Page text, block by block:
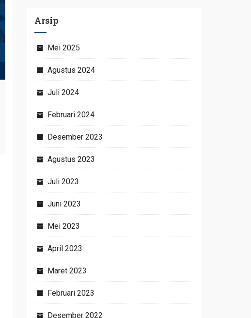
Arsip
Mei 2025
Agustus 2024
Juli 2024
Februari 2024
Desember 2023
Agustus 2023
Juli 2023
Juni 2023
Mei 2023
April 2023
Maret 2023
Februari 2023
Desember 2022